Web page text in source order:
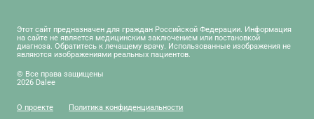
Этот сайт предназначен для граждан Российской Федерации. Информация
на сайте не является медицинским заключением или постановкой
диагноза. Обратитесь к лечащему врачу. Использованные изображения не
являются изображениями реальных пациентов.
© Все права защищены
2026 Dalee
О проекте Политика конфиденциальности